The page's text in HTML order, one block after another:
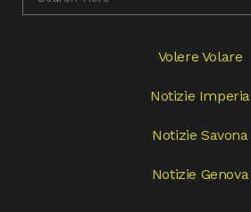
Volere Volare
Notizie Imperia
Notizie Savona
Notizie Genova